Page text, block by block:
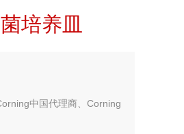
培养皿
中国代理商、Corning